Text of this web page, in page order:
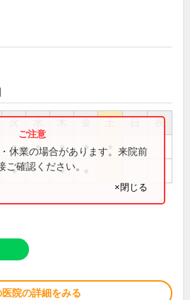
祝
● ● ● ●
● ●
休業の場合があります。来院前
ご確認ください。
×閉じる
医院の詳細をみる